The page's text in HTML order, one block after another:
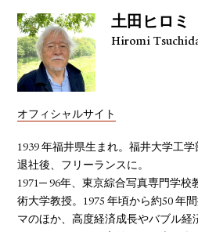
土田ヒロミ
Hiromi
オフィシャルサイト
1939 年福井県生まれ。福井大学工
退社後、フリーランスに。
1971─ 96年、東京綜合写真専門学校
術大学教授。1975 年頃から約50 年
マのほか、高度経済成長やバブル経